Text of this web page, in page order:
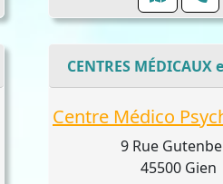
9 Rue
45500 Gien